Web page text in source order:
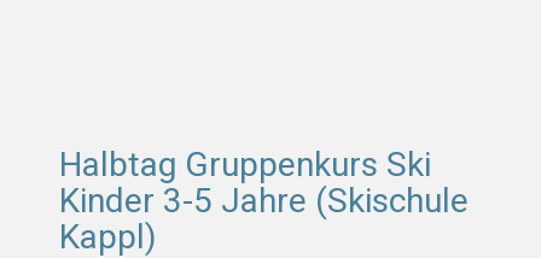
Halbtag Gruppenkurs Ski
Kinder 3-5 Jahre (Skischule
Kappl)